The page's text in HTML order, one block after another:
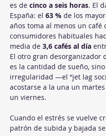
es de cinco a seis horas. El
España: el 63 % de los
años toma al menos un café
consumidores habituales
media de 3,6 cafés al día
El otro gran desorganizador
es la cantidad de sueño,
irregularidad —el “jet lag
acostarse a la una un
un viernes.
Cuando el estrés se vuelve
patrón de subida y bajada